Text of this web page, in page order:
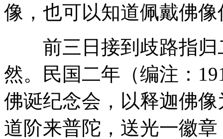
像，也可以知道佩戴佛
前三日接到歧路指归
然。民国二年（编注：
佛诞纪念会，以释迦佛
道阶来普陀，送光一徽